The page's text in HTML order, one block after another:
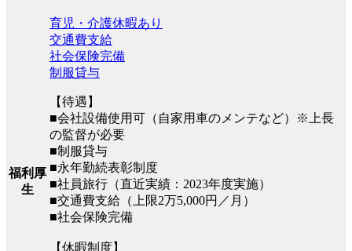
福利厚
生
育児・介護休暇あり
交通費支給
社会保険完備
制服貸与
【待遇】
■会社設備使用可（自家用車のメンテなど）※上長
の監督が必要
■制服貸与
■永年勤続表彰制度
■社員旅行（直近実績：2023年度実施）
■交通費支給（上限2万5,000円／月）
■社会保険完備
【休暇制度】